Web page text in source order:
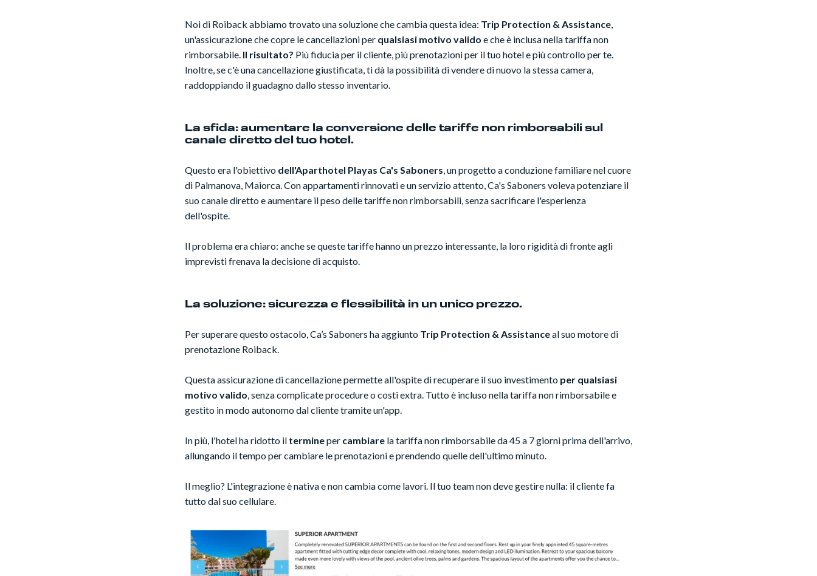
Noi di Roiback abbiamo trovato una soluzione che cambia questa idea: Trip Protection & Assistance
un'assicurazione che copre le cancellazioni per qualsiasi motivo valido e che è inclusa nella tariffa non
rimborsabile. Il risultato? Più fiducia per il cliente, più prenotazioni per il tuo hotel e più controllo per te.
Inoltre, se c'è una cancellazione giustificata, ti dà la possibilità di vendere di nuovo la stessa camera,
raddoppiando il guadagno dallo stesso inventario.
La sfida: aumentare la conversione delle tariffe non rimborsabili sul
canale diretto del tuo hotel.
Questo era l'obiettivo dell'Aparthotel Playas Ca's Saboners , un progetto a conduzione familiare nel cuore
di Palmanova, Maiorca. Con appartamenti rinnovati e un servizio attento, Ca's Saboners voleva potenziare il
suo canale diretto e aumentare il peso delle tariffe non rimborsabili, senza sacrificare l'esperienza
dell'ospite.
Il problema era chiaro: anche se queste tariffe hanno un prezzo interessante, la loro rigidità di fronte agli
imprevisti frenava la decisione di acquisto.
La soluzione: sicurezza e flessibilità in un unico prezzo.
Per superare questo ostacolo, Ca’s Saboners ha aggiunto Trip Protection & Assistanceal suo motore di
prenotazione Roiback.
Questa assicurazione di cancellazione permette all'ospite di recuperare il suo investimento per qualsiasi
motivo valido , senza complicate procedure o costi extra. Tutto è incluso nella tariffa non rimborsabile e
gestito in modo autonomo dal cliente tramite un'app.
In più, l'hotel ha ridotto il termineper cambiare la tariffa non rimborsabile da 45 a 7 giorni prima dell'arrivo,
allungando il tempo per cambiare le prenotazioni e prendendo quelle dell'ultimo minuto.
Il meglio? L'integrazione è nativa e non cambia come lavori. Il tuo team non deve gestire nulla: il cliente fa
tutto dal suo cellulare.